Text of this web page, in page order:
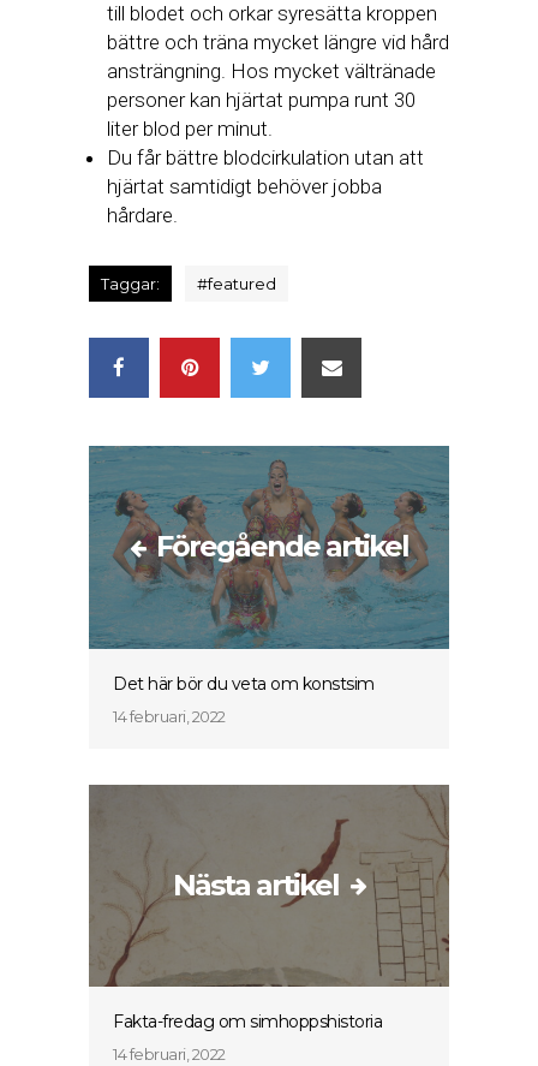
till blodet och orkar syresätta kroppen
bättre och träna mycket längre vid hård
ansträngning. Hos mycket vältränade
personer kan hjärtat pumpa runt 30
liter blod per minut.
Du får bättre blodcirkulation utan att
hjärtat samtidigt behöver jobba
hårdare.
Taggar: #featured
Föregående artikel
Det här bör du veta om konstsim
14 februari, 2022
Nästa artikel
Fakta-fredag om simhoppshistoria
14 februari, 2022